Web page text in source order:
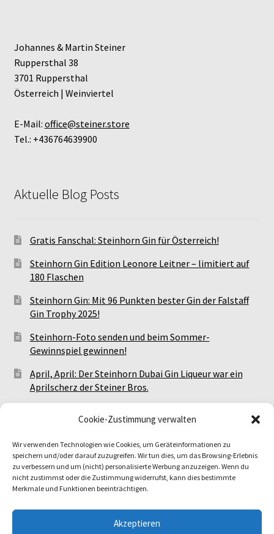
Cookie-Zustimmung verwalten
Wir verwenden Technologien wie Cookies, um Geräteinformationen zu
speichern und/oder darauf zuzugreifen. Wir tun dies, um das Browsing-Erlebnis
zu verbessern und um (nicht) personalisierte Werbung anzuzeigen. Wenn du
nicht zustimmst oder die Zustimmung widerrufst, kann dies bestimmte
Merkmale und Funktionen beeinträchtigen.
Akzeptieren
Johannes & Martin Steiner
Ruppersthal 38
3701 Ruppersthal
Österreich | Weinviertel
E-Mail: office@steiner.store
Tel.: +436764639900
Aktuelle Blog Posts
Gratis Fanschal: Steinhorn Gin für Österreich!
Steinhorn Gin Edition Leonore Leitner – limitiert auf
180 Flaschen
Steinhorn Gin: Mit 96 Punkten bester Gin der Falstaff
Gin Trophy 2025!
Steinhorn-Foto senden und beim Sommer-
Gewinnspiel gewinnen!
April, April: Der Steinhorn Dubai Gin Liqueur war ein
Aprilscherz der Steiner Bros.
Facebook
Instagram
TikTok